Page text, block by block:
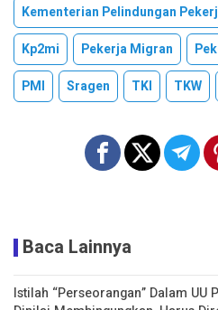
Kementerian Pelindungan
Kp2mi
Pekerja Migran
PMI
Sragen TKI TKW
Baca Lainnya
Istilah “Perseorangan” Dalam UU